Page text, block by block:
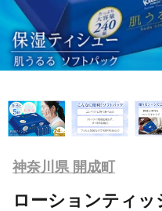
神奈川県 開成町
ローションティ